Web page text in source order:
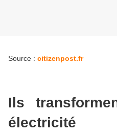
Source : citizenpost.fr
Ils
électricité